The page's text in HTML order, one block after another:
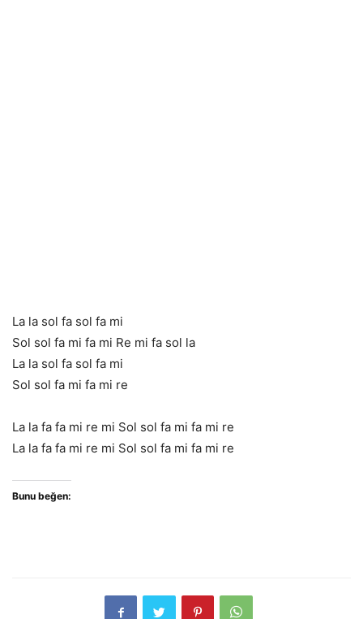
La la sol fa sol fa mi
Sol sol fa mi fa mi Re mi fa sol la
La la sol fa sol fa mi
Sol sol fa mi fa mi re
La la fa fa mi re mi Sol sol fa mi fa mi re
La la fa fa mi re mi Sol sol fa mi fa mi re
Bunu beğen: